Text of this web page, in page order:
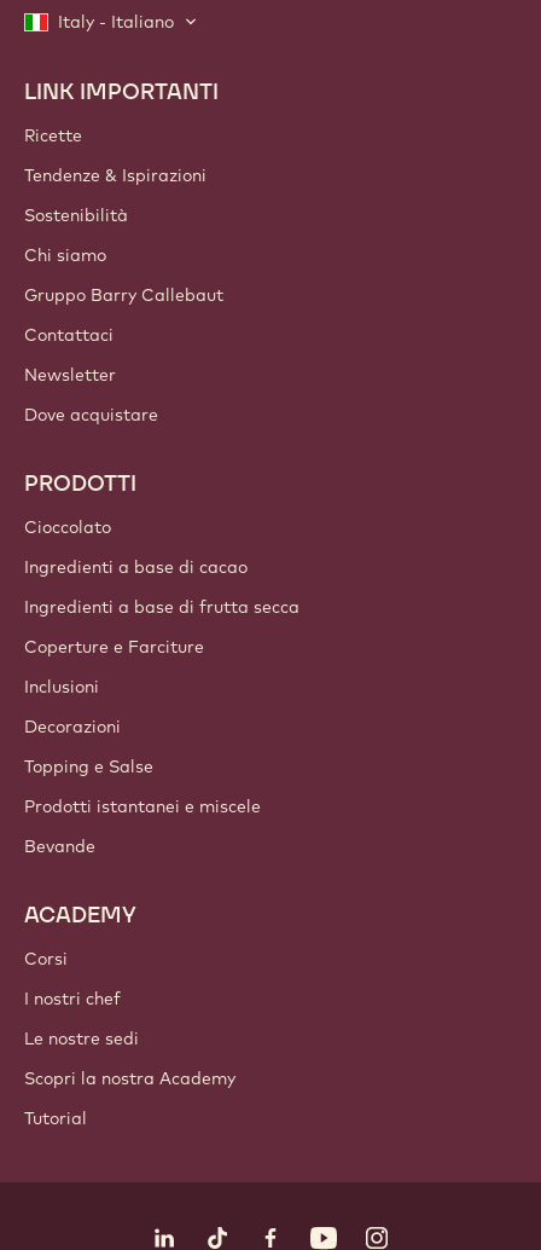
Italy - Italiano
Footer
Callebaut
LINK IMPORTANTI
Ricette
Tendenze & Ispirazioni
Sostenibilità
Chi siamo
Gruppo Barry Callebaut
Contattaci
Newsletter
Dove acquistare
PRODOTTI
Cioccolato
Ingredienti a base di cacao
Ingredienti a base di frutta secca
Coperture e Farciture
Inclusioni
Decorazioni
Topping e Salse
Prodotti istantanei e miscele
Bevande
ACADEMY
Corsi
I nostri chef
Le nostre sedi
Scopri la nostra Academy
Tutorial